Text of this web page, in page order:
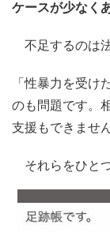
ケースが少なく
不足するのは
「性暴力を受け
のも問題です。
支援もできませ
それらをひと